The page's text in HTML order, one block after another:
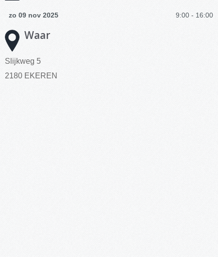
zo 09 nov 2025 9:00 - 16:00
Waar
Slijkweg 5
2180 EKEREN